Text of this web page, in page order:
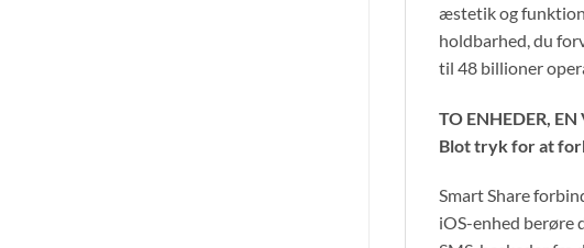
æstetik og
holdbarhed, du
til 48 billioner
TO ENHEDER,
Blot tryk for at
Smart Share
iOS-enhed berøre